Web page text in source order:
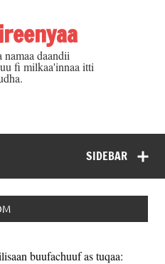
daandii
fi milkaa'innaa itti
SIDEBAR
buufachuuf as tuqaa: